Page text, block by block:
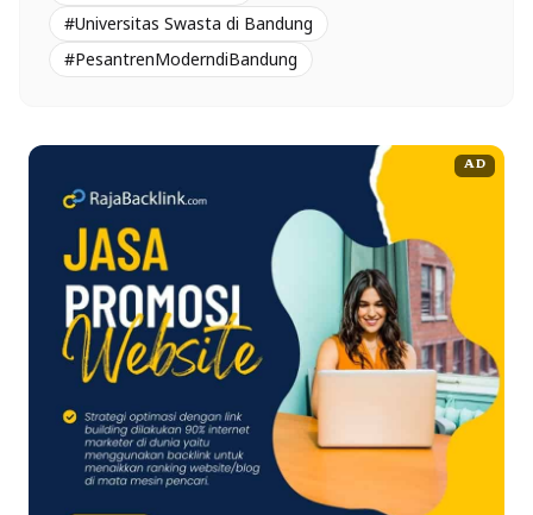
#Universitas Swasta di Bandung
#PesantrenModerndiBandung
AD